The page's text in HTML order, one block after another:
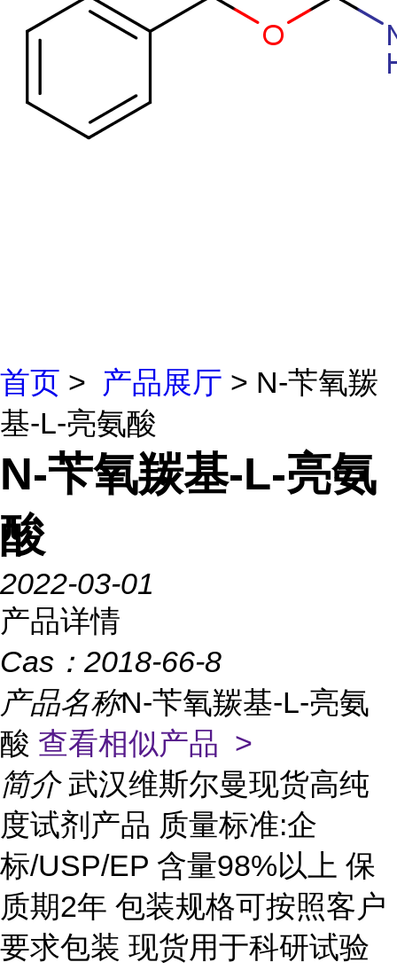
首页 > 产品展厅 > N-苄氧羰
基-L-亮氨酸
N-苄氧羰基-L-亮氨
酸
2022-03-01
产品详情
Cas： 2018-66-8
产品名称N-苄氧羰基-L-亮氨
酸 查看相似产品 >
简介 武汉维斯尔曼现货高纯
度试剂产品 质量标准:企
标/USP/EP 含量98%以上 保
质期2年 包装规格可按照客户
要求包装 现货用于科研试验